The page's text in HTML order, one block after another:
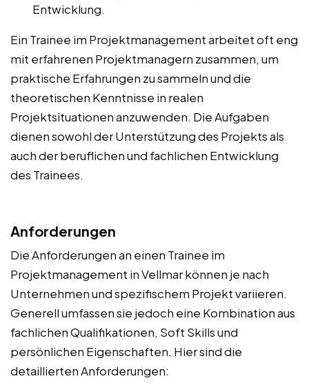
Entwicklung.
Ein Trainee im Projektmanagement arbeitet oft eng
mit erfahrenen Projektmanagern zusammen, um
praktische Erfahrungen zu sammeln und die
theoretischen Kenntnisse in realen
Projektsituationen anzuwenden. Die Aufgaben
dienen sowohl der Unterstützung des Projekts als
auch der beruflichen und fachlichen Entwicklung
des Trainees.
Anforderungen
Die Anforderungen an einen Trainee im
Projektmanagement in Vellmar können je nach
Unternehmen und spezifischem Projekt variieren.
Generell umfassen sie jedoch eine Kombination aus
fachlichen Qualifikationen, Soft Skills und
persönlichen Eigenschaften. Hier sind die
detaillierten Anforderungen: